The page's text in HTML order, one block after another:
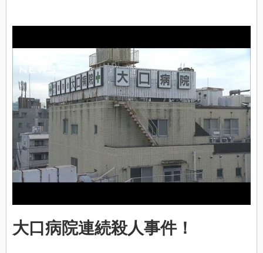
大口病院連続殺人事件！